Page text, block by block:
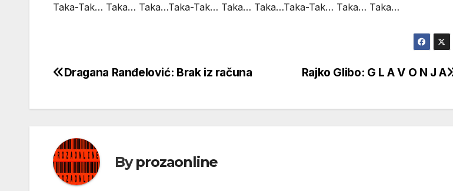
Taka-Tak… Taka… Taka…Taka-Tak… Taka… Taka…Taka-Tak… Taka… Taka…
Кретање
Rajko Glibo: G L A V O N J A
Dragana Ranđelović: Brak iz računa
Byprozaonline